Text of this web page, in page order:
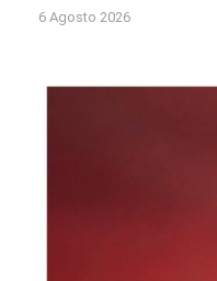
6 Agosto 2026